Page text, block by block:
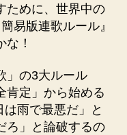
ために、世界中の
易版連歌ルール』
！
」の3大ルール
定」から始める
雨で最悪だ」と
ろ」と論破するの